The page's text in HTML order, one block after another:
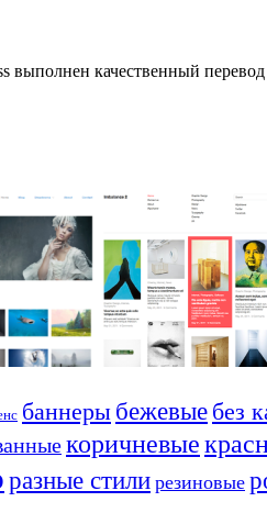
выполнен качественный
баннеры бежевые без
коричневые
разные стили резиновые